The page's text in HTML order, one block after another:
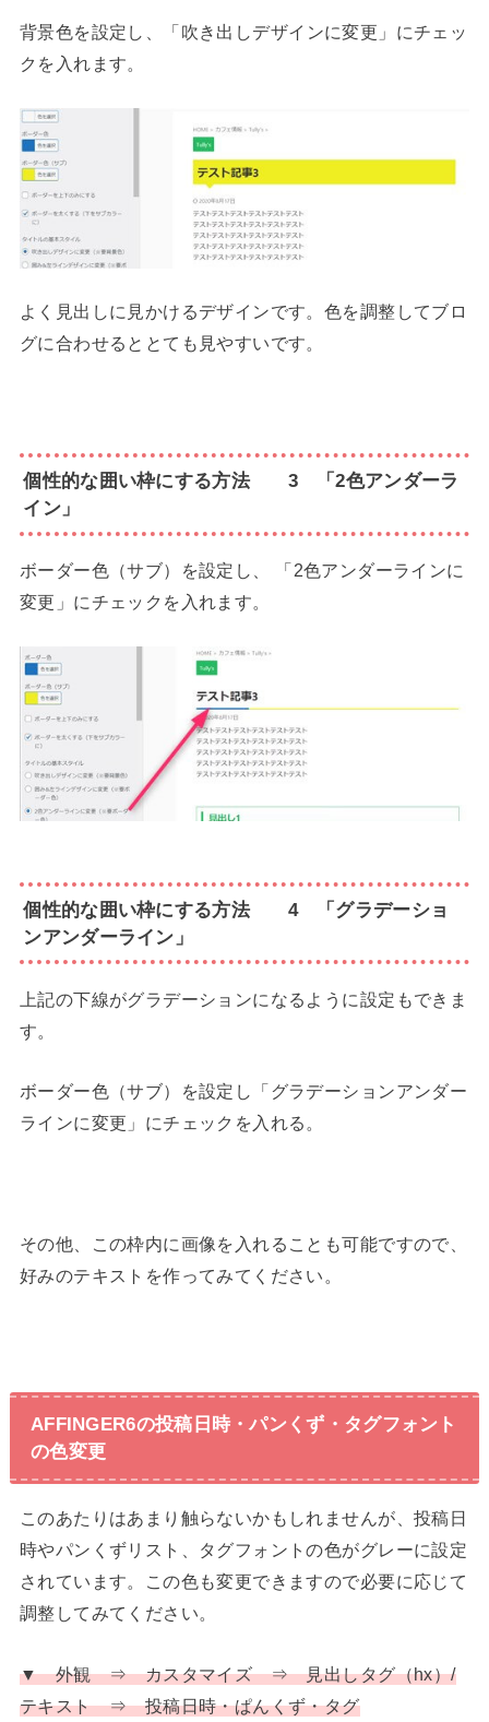
背景色を設定し、「吹き出しデザインに変更」にチェッ
クを入れます。
よく見出しに見かけるデザインです。色を調整してブロ
グに合わせるととても見やすいです。
個性的な囲い枠にする方法 3 「2色アンダーラ
イン」
ボーダー色（サブ）を設定し、 「2色アンダーラインに
変更」にチェックを入れます。
個性的な囲い枠にする方法 4 「グラデーショ
ンアンダーライン」
上記の下線がグラデーションになるように設定もできま
す。
ボーダー色（サブ）を設定し「グラデーションアンダー
ラインに変更」にチェックを入れる。
その他、この枠内に画像を入れることも可能ですので、
好みのテキストを作ってみてください。
AFFINGER6の投稿日時・パンくず・タグフォント
の色変更
このあたりはあまり触らないかもしれませんが、投稿日
時やパンくずリスト、タグフォントの色がグレーに設定
されています。この色も変更できますので必要に応じて
調整してみてください。
▼ 外観 ⇒ カスタマイズ ⇒ 見出しタグ（hx）/
テキスト ⇒ 投稿日時・ぱんくず・タグ